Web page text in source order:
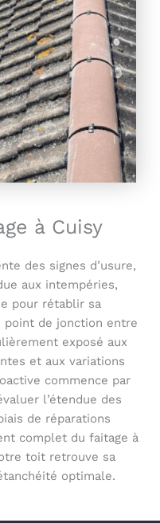
à Cuisy
des signes d’usure,
aux intempéries,
pour rétablir sa
point de jonction entre
exposé aux
et aux variations
commence par
l’étendue des
de réparations
complet du faitage à
toit retrouve sa
optimale.